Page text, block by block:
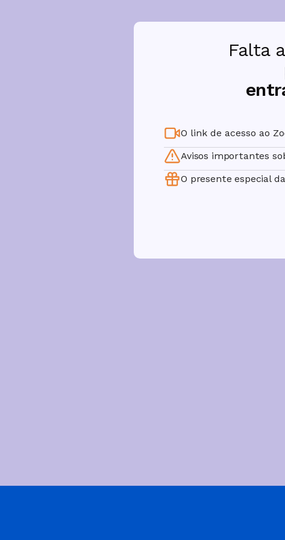
Falta
O link de acesso ao
Avisos importantes
O presente especial